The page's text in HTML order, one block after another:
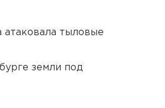
тыловые
земли под